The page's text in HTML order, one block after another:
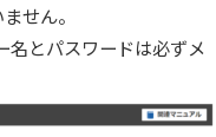
せん。
とパスワードは必ずメ